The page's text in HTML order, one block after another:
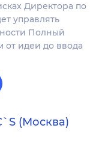
Директора по
управлять
Полный
от идеи до ввода
(Москва)